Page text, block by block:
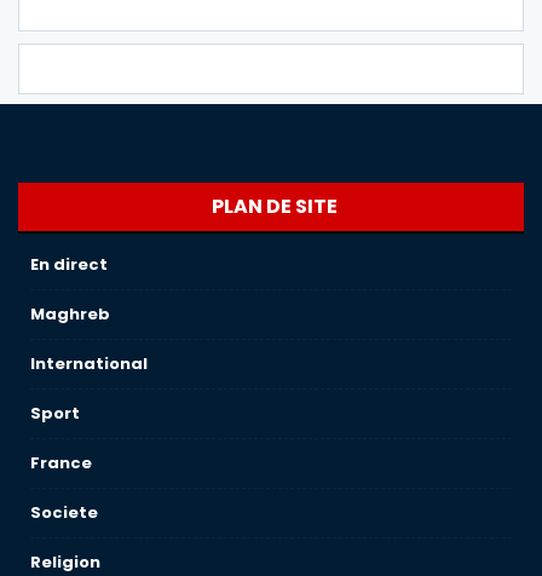
PLAN DE SITE
En direct
Maghreb
International
Sport
France
Societe
Religion